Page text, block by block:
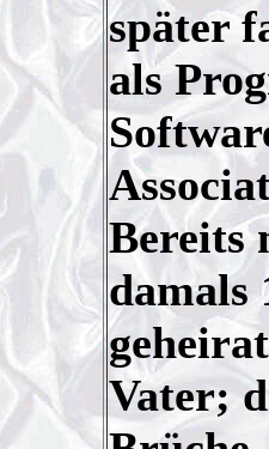
später
als
Bereits
damals
Vater;